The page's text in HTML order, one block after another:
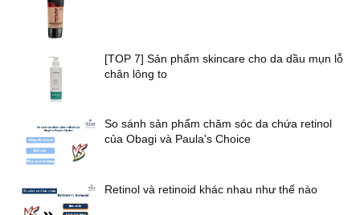
[TOP 7] Sản phẩm skincare cho da dầu mụn lỗ
chân lông to
So sánh sản phẩm chăm sóc da chứa retinol
của Obagi và Paula's Choice
Retinol và retinoid khác nhau như thế nào